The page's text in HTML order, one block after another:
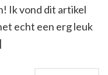
Ik vond dit artikel
echt een erg leuk